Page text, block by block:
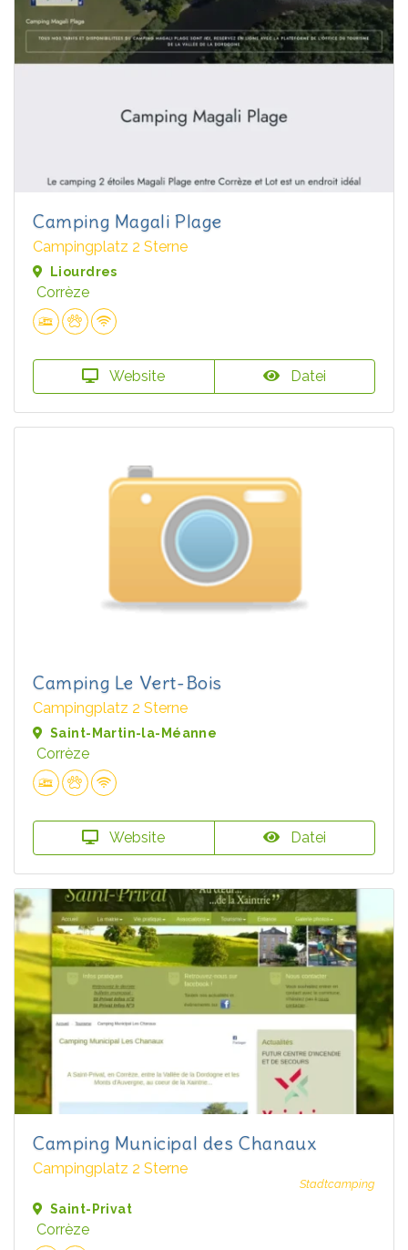
Camping Magali Plage
Campingplatz 2 Sterne
Liourdres
Corrèze
Website Datei
Camping Le Vert-Bois
Campingplatz 2 Sterne
Saint-Martin-la-Méanne
Corrèze
Website Datei
Camping Municipal des Chanaux
Campingplatz 2 Sterne
Stadtcamping
Saint-Privat
Corrèze